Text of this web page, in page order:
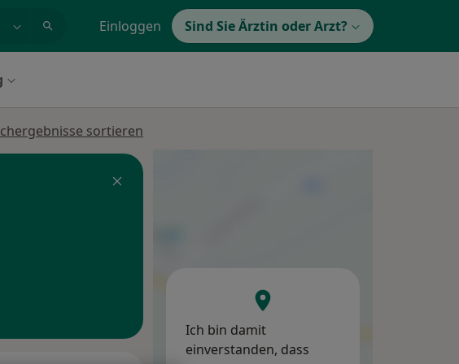
Einloggen Sind Sie Ärztin oder Arzt?
sortieren
Ich bin damit
einverstanden, dass